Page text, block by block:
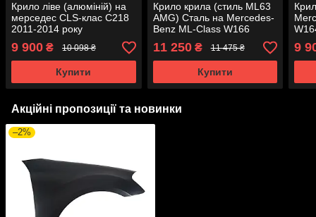
Крило ліве (алюміній) на
мерседес CLS-клас C218
2011-2014 року
9 900 ₴ 10 098 ₴
Купити
Крило крила (стиль ML63
AMG) Сталь на Mercedes-
Benz ML-Class W166
2011-2015 року
11 250₴ 11 475 ₴
Купити
9
Акційні пропозиції та новинки
–2%